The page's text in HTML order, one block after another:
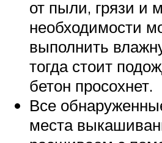
от пыли, грязи и
необходимости
выполнить
тогда стоит
бетон просохнет.
Все
места